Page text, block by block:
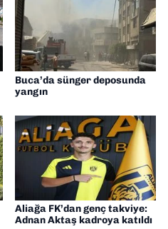
Buca’da sünger deposunda
yangın
Aliağa FK’dan genç takviye:
Adnan Aktaş kadroya katıldı